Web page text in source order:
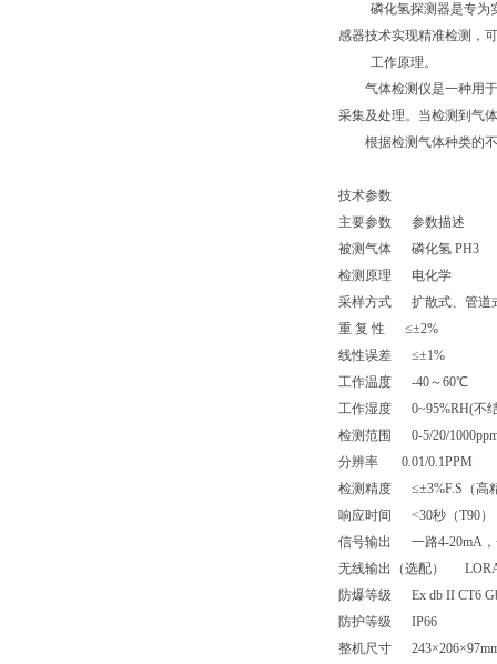
磷化氢探测器是专为
感器技术实现精准检测，
工作原理。
气体检测仪是一种用于
采集及处理。当检测到气
根据检测气体种类的不
技术参数
主要参数
参数描述
被测气体
磷化氢 PH3
检测原理
电化学
采样方式
扩散式、管道
重 复 性
≤±2%
线性误差
≤±1%
工作温度
-40～60℃
工作湿度
0~95%RH(不
检测范围
0-5/20/
分辨率
0.01/0.1PPM
检测精度
≤±3%F.S （
响应时间
<30秒（T90）
信号输出
一路4-20mA
无线输出（选配）
防爆等级
Ex db II CT6
防护等级
IP66
整机尺寸
243×206×